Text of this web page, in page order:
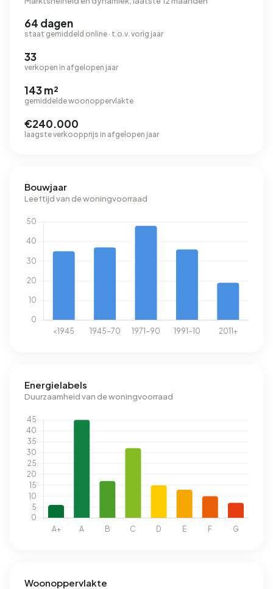
64 dagen
staat gemiddeld online · t.o.v. vorig jaar
33
verkopen in afgelopen jaar
143 m²
gemiddelde woonoppervlakte
€240.000
laagste verkoopprijs in afgelopen jaar
Bouwjaar
Leeftijd van de woningvoorraad
Energielabels
Duurzaamheid van de woningvoorraad
Woonoppervlakte